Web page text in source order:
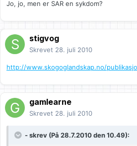
Jo, jo, men er SAR en sykdom?
stigvog
Skrevet 28. juli 2010
http://www.skogoglandskap.no/
gamlearne
Skrevet 28. juli 2010
- skrev (På 28.7.2010 den 10.49):